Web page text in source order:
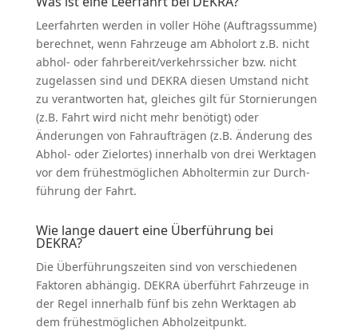
Leerfahrten werden in voller Höhe (Auftrags­summe)
berechnet, wenn Fahrzeuge am Abholort z.B. nicht
abhol- oder fahrbereit/verkehrssicher bzw. nicht
zugelassen sind und DEKRA diesen Umstand nicht
zu verant­worten hat, gleiches gilt für Stornie­rungen
(z.B. Fahrt wird nicht mehr benötigt) oder
Änderungen von Fahrauf­trägen (z.B. Änderung des
Abhol- oder Zielortes) innerhalb von drei Werktagen
vor dem frühest­mög­lichen Abhol­termin zur Durch­
führung der Fahrt.
Wie lange dauert eine Überführung bei
DEKRA?
Die Überfüh­rungs­zeiten sind von verschie­denen
Faktoren abhängig. DEKRA überführt Fahrzeuge in
der Regel innerhalb fünf bis zehn Werktagen ab
dem frühest­mög­lichen Abhol­zeit­punkt.